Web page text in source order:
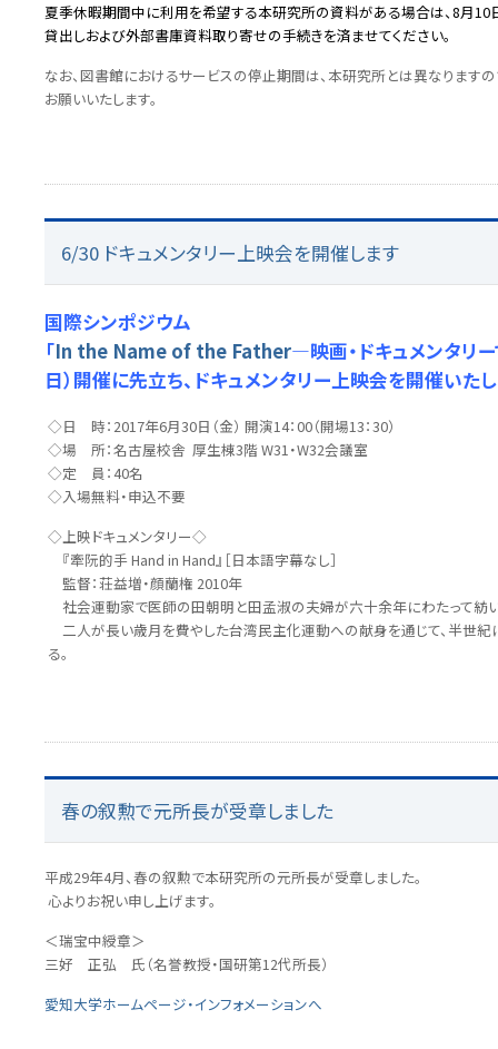
夏季休暇期間中に利用を希望する本研究所の資料がある場合は、8月10
貸出しおよび外部書庫資料取り寄せの手続きを済ませてください。
なお、図書館におけるサービスの停止期間は、本研究所とは異なりますの
お願いいたします。
6/30 ドキュメンタリー上映会を開催します
国際シンポジウム
「In the Name of the Father―映画・ドキュメンタリ
日）開催に先立ち、ドキュメンタリー上映会を開催いたし
◇日 時：2017年6月30日（金） 開演14：00（開場13：30）
◇場 所：名古屋校舎 厚生棟3階 W31・W32会議室
◇定 員：40名
◇入場無料・申込不要
◇上映ドキュメンタリー◇
『牽阮的手 Hand in Hand』［日本語字幕なし］
監督：荘益増・顔蘭権 2010年
社会運動家で医師の田朝明と田孟淑の夫婦が六十余年にわたって紡
二人が長い歳月を費やした台湾民主化運動への献身を通じて、半世
る。
春の叙勲で元所長が受章しました
平成29年4月、春の叙勲で本研究所の元所長が受章しました。
心よりお祝い申し上げます。
＜瑞宝中綬章＞
三好 正弘 氏（名誉教授・国研第12代所長）
愛知大学ホームページ・インフォメーションへ